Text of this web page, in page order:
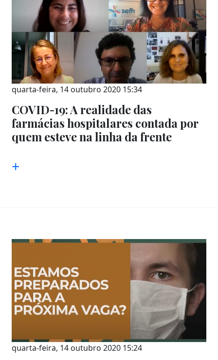
quarta-feira, 14 outubro 2020 15:34
COVID-19: A realidade das
farmácias hospitalares contada por
quem esteve na linha da frente
+
quarta-feira, 14 outubro 2020 15:24